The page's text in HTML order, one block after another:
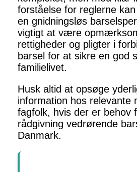
forståelse for reglerne
en gnidningsløs
vigtigt at være
rettigheder og pligter i
barsel for at sikre en god
familielivet.
Husk altid at opsøge
information hos relevante
fagfolk, hvis der er behov
rådgivning vedrørende
Danmark.